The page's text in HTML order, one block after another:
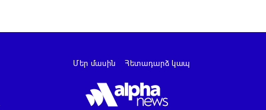
Մեր մասին Հետադարձ կապ